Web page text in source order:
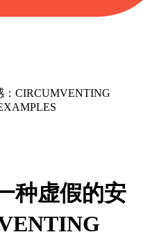
：CIRCUMVENTING
种虚假的安